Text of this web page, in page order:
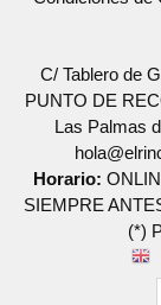
C/ Tablero de
PUNTO DE
Las Palmas
Horario:
SIEMPRE
(*)